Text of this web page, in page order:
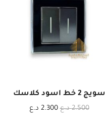
سويج 2 خط اسود كلاسك
2.500 د.ع 2.300 د.ع